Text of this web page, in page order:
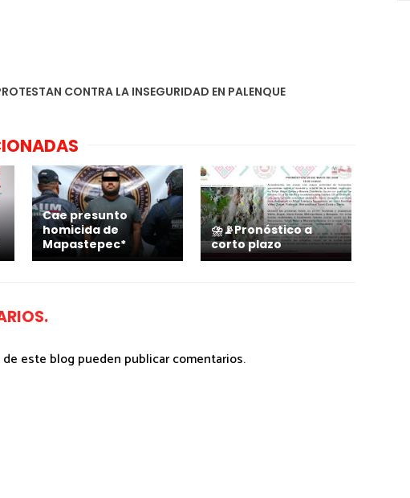
CONTRA LA INSEGURIDAD EN PALENQUE
Cae presunto
homicida de
Mapastepec*
⛈️📡Pronóstico a
corto plazo
este blog pueden publicar comentarios.